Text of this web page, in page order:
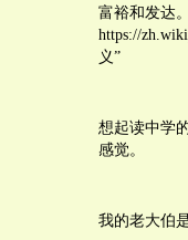
富裕和发达
https://
义”
想起读中学
感觉。
我的老大伯